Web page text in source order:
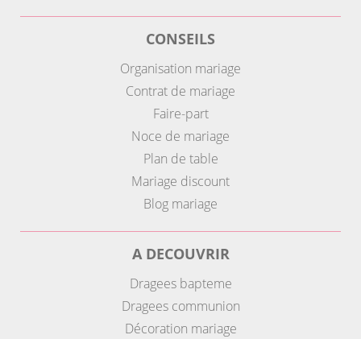
CONSEILS
Organisation mariage
Contrat de mariage
Faire-part
Noce de mariage
Plan de table
Mariage discount
Blog mariage
A DECOUVRIR
Dragees bapteme
Dragees communion
Décoration mariage